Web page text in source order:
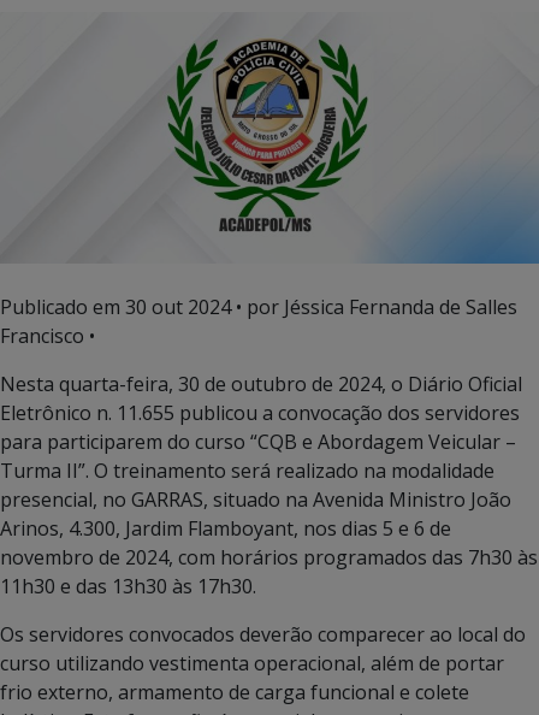
Publicado em 30 out 2024• por Jéssica Fernanda de Salles
Francisco •
Nesta quarta-feira, 30 de outubro de 2024, o Diário Oficial
Eletrônico n. 11.655 publicou a convocação dos servidores
para participarem do curso “CQB e Abordagem Veicular –
Turma II”. O treinamento será realizado na modalidade
presencial, no GARRAS, situado na Avenida Ministro João
Arinos, 4.300, Jardim Flamboyant, nos dias 5 e 6 de
novembro de 2024, com horários programados das 7h30 às
11h30 e das 13h30 às 17h30.
Os servidores convocados deverão comparecer ao local do
curso utilizando vestimenta operacional, além de portar
frio externo, armamento de carga funcional e colete